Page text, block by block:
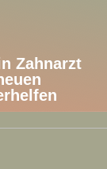
Zahnarzt